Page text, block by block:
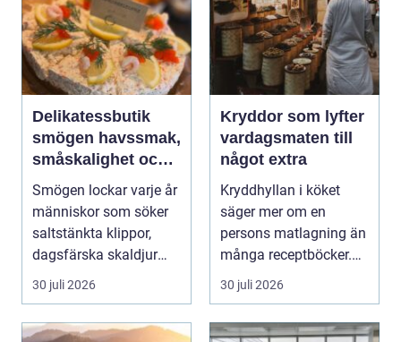
Delikatessbutik
smögen havssmak,
småskalighet och
personligt urval
Smögen lockar varje år
människor som söker
saltstänkta klippor,
dagsfärska skaldjur
och genuina smak...
30 juli 2026
Kryddor som lyfter
vardagsmaten till
något extra
Kryddhyllan i köket
säger mer om en
persons matlagning än
många receptböcker.
Med några nypor rätt
30 juli 2026